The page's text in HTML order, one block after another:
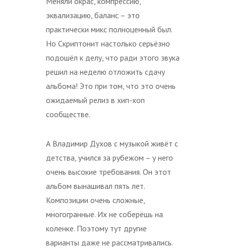
эквализацию, баланс – это
практически микс полноценный был.
Но Скриптонит настолько серьёзно
подошёл к делу, что ради этого звука
решил на неделю отложить сдачу
альбома! Это при том, что это очень
ожидаемый релиз в хип-хоп
сообществе.
А Владимир Духов с музыкой живёт с
детства, учился за рубежом – у него
очень высокие требования. Он этот
альбом вынашивал пять лет.
Композиции очень сложные,
многогранные. Их не соберёшь на
коленке. Поэтому тут другие
варианты даже не рассматривались.